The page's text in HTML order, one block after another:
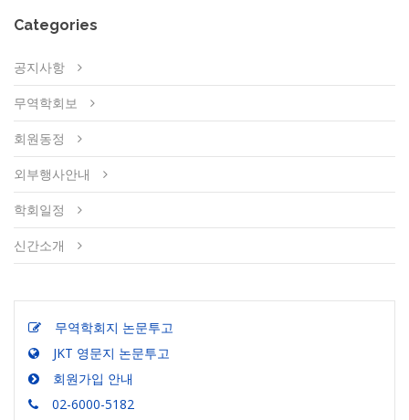
Categories
공지사항
무역학회보
회원동정
외부행사안내
학회일정
신간소개
무역학회지 논문투고
JKT 영문지 논문투고
회원가입 안내
02-6000-5182